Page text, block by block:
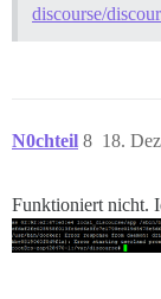
discourse/
N0chteil 18.
8
Funktioniert nicht.